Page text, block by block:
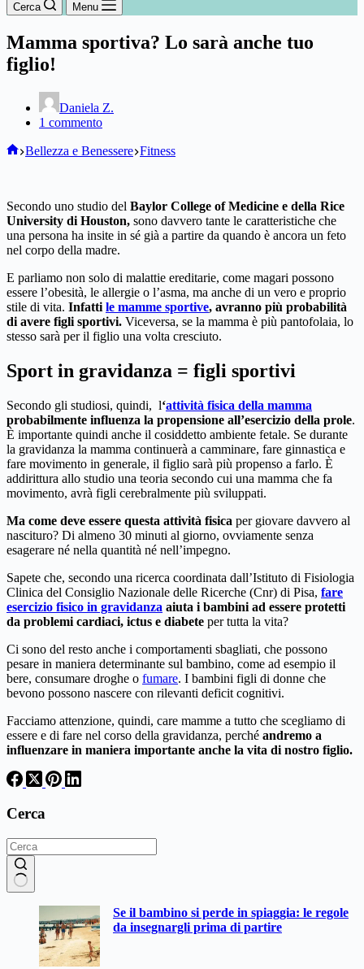
Cerca Menu
Mamma sportiva? Lo sarà anche tuo
figlio!
Daniela Z.
1 commento
Home
Bellezza e Benessere Fitness
Secondo uno studio del Baylor College of Medicine e della Rice
University di Houston, sono davvero tante le caratteristiche che
una persona ha insite in sé già a partire da quando è ancora un feto
nel corpo della madre.
E parliamo non solo di malattie ereditarie, come magari possono
essere l’obesità, le allergie o l’asma, ma anche di un vero e proprio
stile di vita. Infatti le mamme sportive, avranno più probabilità
di avere figli sportivi. Viceversa, se la mamma è più pantofolaia, lo
stesso sarà per il figlio una volta cresciuto.
Sport in gravidanza = figli sportivi
Secondo gli studiosi, quindi, l‘attività fisica della mamma
probabilmente influenza la propensione all’esercizio della prole.
È importante quindi anche il cosiddetto ambiente fetale. Se durante
la gravidanza la mamma continuerà a camminare, fare ginnastica e
fare movimento in generale, il figlio sarà più propenso a farlo. È
addirittura allo studio una teoria secondo cui una mamma che fa
movimento, avrà figli cerebralmente più sviluppati.
Ma come deve essere questa attività fisica per giovare davvero al
nascituro? Di almeno 30 minuti al giorno, ovviamente senza
esagerare né nella quantità né nell’impegno.
Sapete che, secondo una ricerca coordinata dall’Istituto di Fisiologia
Clinica del Consiglio Nazionale delle Ricerche (Cnr) di Pisa, fare
esercizio fisico in gravidanza aiuta i bambini ad essere protetti
da problemi cardiaci, ictus e diabete per tutta la vita?
Ci sono del resto anche i comportamenti sbagliati, che possono
pesare in maniera determinante sul bambino, come ad esempio il
bere, consumare droghe o fumare. I bambini figli di donne che
bevono possono nascere con rilevanti deficit cognitivi.
Facciamo attenzione, quindi, care mamme a tutto che scegliamo di
essere e di fare nel corso della gravidanza, perché andremo a
influenzare in maniera importante anche la vita di nostro figlio.
Cerca
Se il bambino si perde in spiaggia: le regole
da insegnargli prima di partire